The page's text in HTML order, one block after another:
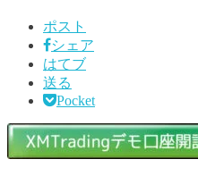
ポスト
シェア
はてブ
送る
Pocket